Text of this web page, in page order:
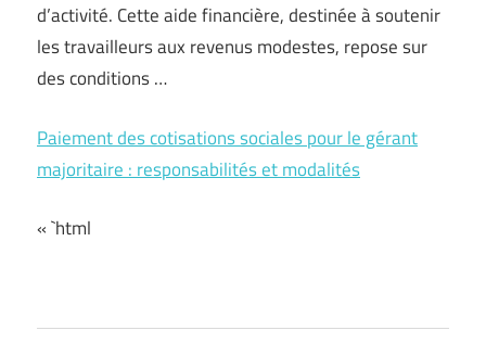
d’activité. Cette aide financière, destinée à soutenir
les travailleurs aux revenus modestes, repose sur
des conditions …
Paiement des cotisations sociales pour le gérant
majoritaire : responsabilités et modalités
« `html